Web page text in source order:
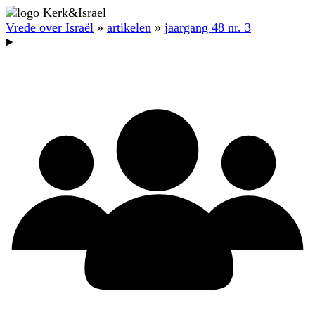
Vrede over Israël » artikelen » jaargang 48 nr. 3